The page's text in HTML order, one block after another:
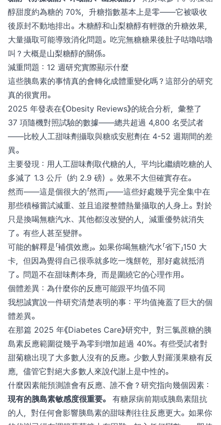
醇甜度約為糖的 70%，升糖指數基本上是零——它被吸收
後原封不動地排出。木糖醇和山梨糖醇有輕微的升糖效果，
大量攝取可能導致消化問題。吃完無糖糖果後肚子咕嚕咕嚕
叫？大概是山梨糖醇的關係。
減重問題：12 週研究實際顯示什麼
這些胰島素的事情真的會轉化成體重變化嗎？這部分的研究
真的很實用。
2025 年發表在《Obesity Reviews》的統合分析，彙整了
37 項隨機對照試驗的數據——總共超過 4,800 名受試者
——比較人工甜味劑攝取與糖或安慰劑在 4-52 週期間的差
異。
主要發現：用人工甜味劑取代糖的人，平均比繼續吃糖的人
多減了 1.3 公斤（約 2.9 磅）。效果不大但確實存在。
然而——這是個很大的「然而」——這些好處幾乎完全集中在
那些積極嘗試減重、並且追蹤整體熱量攝取的人身上。對於
只是換喝無糖汽水、其他都沒改變的人，減重優勢就消失
了。有些人甚至變胖。
可能的解釋是「補償效應」。如果你喝無糖汽水「省下」150 大
卡，但因為覺得自己很乖就多吃一塊餅乾，那好處就抵消
了。問題不在甜味劑本身，而是圍繞它的心理作用。
個體差異：為什麼你的反應可能跟平均值不同
我想誠實說一件研究清楚表明的事：平均值掩蓋了巨大的個
體差異。
在那篇 2025 年《Diabetes Care》研究中，對三氯蔗糖的胰
島素反應範圍從幾乎為零到增加超過 40%。有些受試者對
甜菊糖出現了大多數人沒有的反應。少數人對羅漢果糖有反
應，儘管它對絕大多數人來說代謝上是中性的。
什麼因素能預測誰會有反應、誰不會？研究指向幾個因素：
現有的胰島素敏感度很重要。
有糖尿病前期或胰島素阻抗
的人，對任何會影響胰島素的甜味劑往往反應更大。如果你